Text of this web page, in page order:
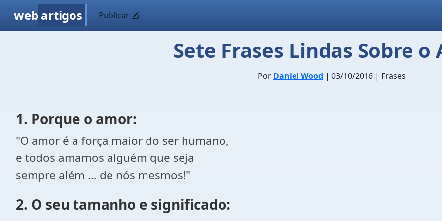
web artigos Publicar
Sete Frases Lindas Sobre o
Por Daniel Wood | 03/10/2016 | Frases
1. Porque o amor:
"O amor é a força maior do ser humano,
e todos amamos alguém que seja
sempre além ... de nós mesmos!"
2. O seu tamanho e significado: